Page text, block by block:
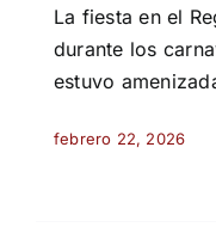
La fiesta en el
durante los
estuvo
febrero 22, 2026